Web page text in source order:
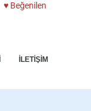
♥ Beğenilen
İLETİŞİM